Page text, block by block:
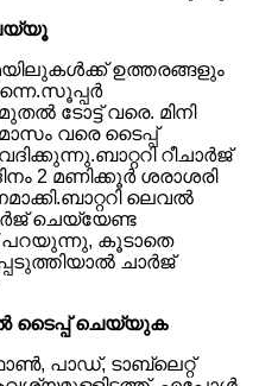
ഉത്തരങ്ങളും
ടോട്ട് വരെ. മിനി
വരെ ടൈപ്പ്
റീചാർജ്
2 മണിക്കൂർ ശരാശരി
ലെവൽ
ചെയ്യേണ്ട
പറയുന്നു, കൂടാതെ
ചാർജ്
ടൈപ്പ് ചെയ്യുക
പാഡ്, ടാബ്‌ലെറ്റ്